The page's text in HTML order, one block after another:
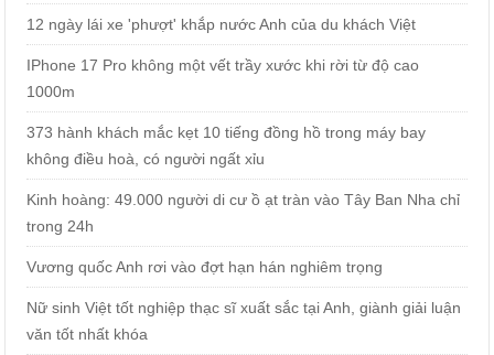
12 ngày lái xe 'phượt' khắp nước Anh của du khách Việt
IPhone 17 Pro không một vết trầy xước khi rời từ độ cao
1000m
373 hành khách mắc kẹt 10 tiếng đồng hồ trong máy bay
không điều hoà, có người ngất xỉu
Kinh hoàng: 49.000 người di cư ồ ạt tràn vào Tây Ban Nha chỉ
trong 24h
Vương quốc Anh rơi vào đợt hạn hán nghiêm trọng
Nữ sinh Việt tốt nghiệp thạc sĩ xuất sắc tại Anh, giành giải luận
văn tốt nhất khóa